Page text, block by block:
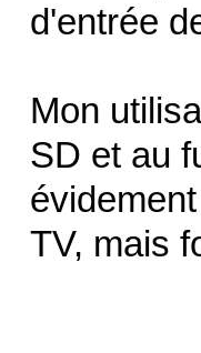
d'entrée
Mon
SD et au
TV, mais